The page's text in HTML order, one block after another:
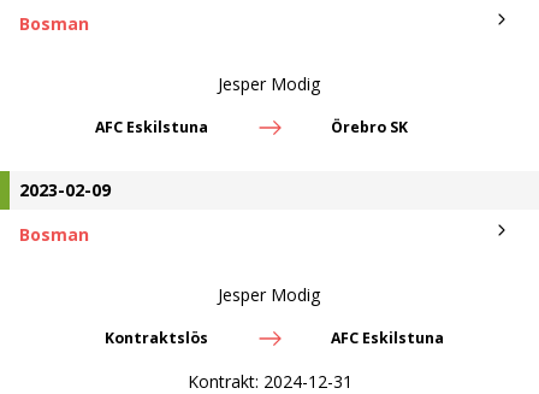
Bosman
Jesper Modig
AFC Eskilstuna Örebro SK
2023-02-09
Bosman
Jesper Modig
Kontraktslös AFC Eskilstuna
Kontrakt: 2024-12-31